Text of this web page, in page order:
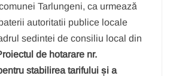
Tarlungeni, ca urmează
autoritatii publice locale
sedintei de consiliu local din
de hotarare nr.
stabilirea tarifului și a